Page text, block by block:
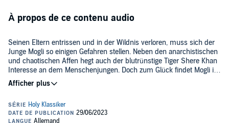
À propos de ce contenu audio
Seinen Eltern entrissen und in der Wildnis verloren, muss sich der
Junge Mogli so einigen Gefahren stellen. Neben den anarchistischen
und chaotischen Affen hegt auch der blutrünstige Tiger Shere Khan
Interesse an dem Menschenjungen. Doch zum Glück findet Mogli im
unbarmherzigen indischen Dschungel auch einige gute Freunde -
allen voran natürlich Baloo, den Bären, und Baghira, den Puma...
Rudyard Kipling.
©2019 Holysoft GmbH (P)2019 Holysoft GmbH